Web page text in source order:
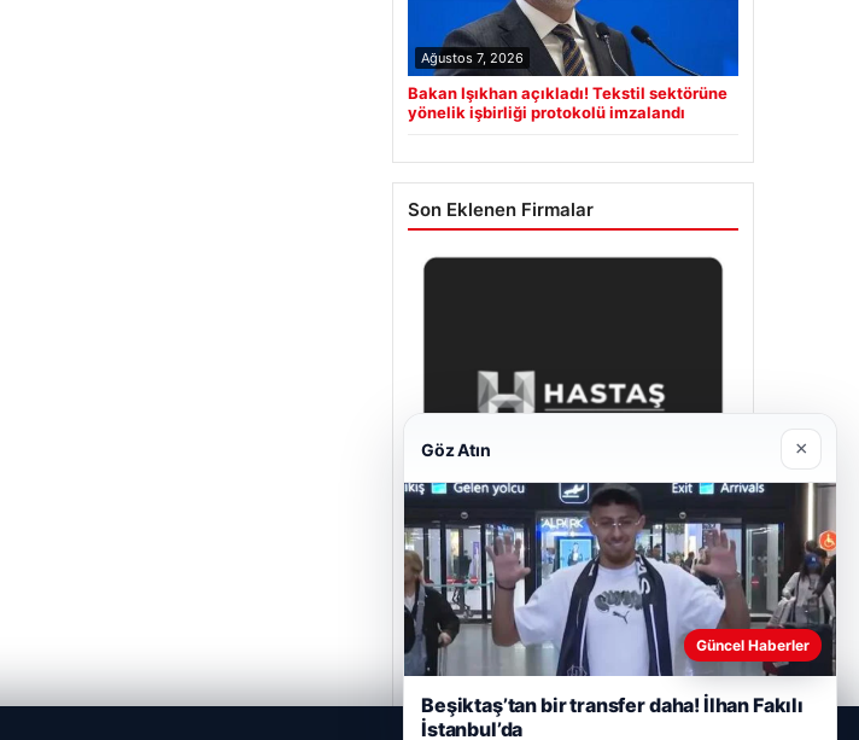
Ağustos 7, 2026
Bakan Işıkhan açıkladı! Tekstil sektörüne
yönelik işbirliği protokolü imzalandı
Son Eklenen Firmalar
Prenses Night Club
Nisan 29, 2026
Göz Atın ×
Güncel Haberler
Beşiktaş’tan bir transfer daha! İlhan Fakılı
İstanbul’da